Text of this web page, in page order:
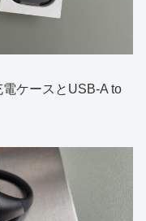
ケースとUSB-A to